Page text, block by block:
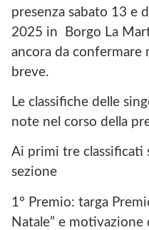
presenza sabato 13 e
2025 in Borgo La
ancora da confermare
breve.
Le classifiche delle
note nel corso della
Ai primi tre classificati
sezione
1° Premio: targa
Natale” e motivazione